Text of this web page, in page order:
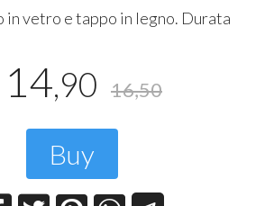
in vetro e tappo in legno. Durata
14,90 16,50
Buy